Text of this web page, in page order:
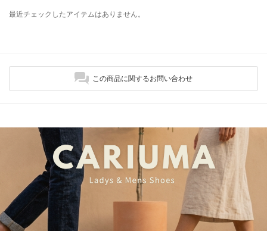
最近チェックしたアイテムはありません。
この商品に関するお問い合わせ